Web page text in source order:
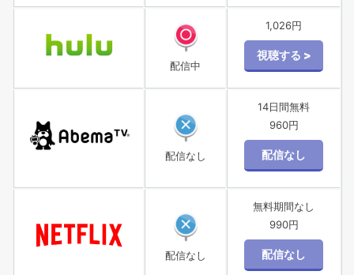
配信中
1,026円
配信なし
14日間無料
960円
配信なし
無料期間なし
990円